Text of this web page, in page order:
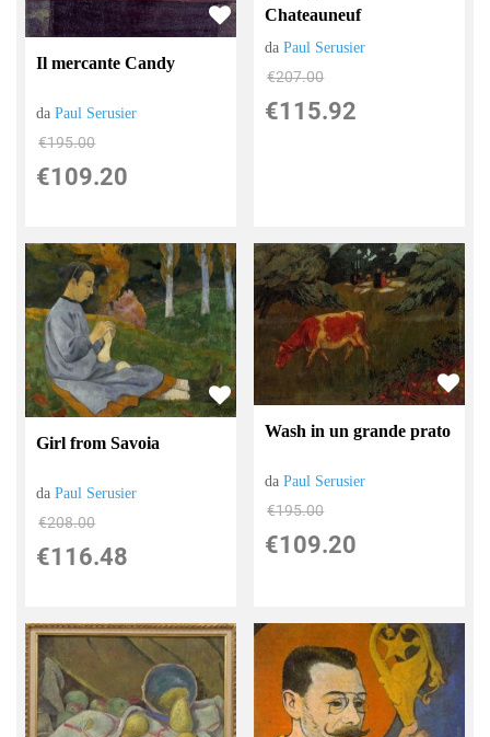
Il mercante Candy
daPaul Serusier
€195.00
€109.20
Chateauneuf
daPaul Serusier
€207.00
€115.92
Girl from Savoia
daPaul Serusier
€208.00
€116.48
Wash in un grande prato
daPaul Serusier
€195.00
€109.20